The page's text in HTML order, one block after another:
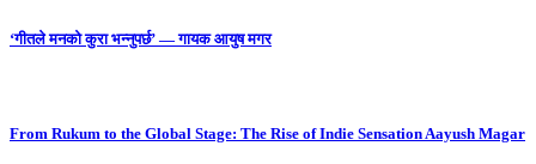
‘गीतले मनको कुरा भन्नुपर्छ’ — गायक आयुष मगर
From Rukum to the Global Stage: The Rise of Indie Sensation Aayush Magar